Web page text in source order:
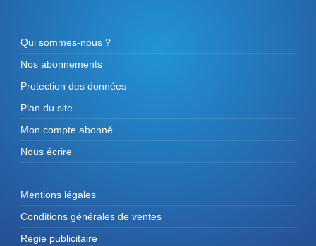
Qui sommes-nous ?
Nos abonnements
Protection des données
Plan du site
Mon compte abonné
Nous écrire
Mentions légales
Conditions générales de ventes
Régie publicitaire